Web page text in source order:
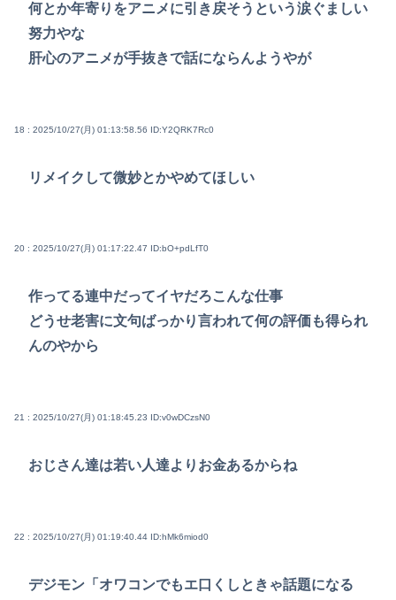
何とか年寄りをアニメに引き戻そうという涙ぐましい
努力やな
肝心のアニメが手抜きで話にならんようやが
18 : 2025/10/27(月) 01:13:58.56 ID:Y2QRK7Rc0
リメイクして微妙とかやめてほしい
20 : 2025/10/27(月) 01:17:22.47 ID:bO+pdLfT0
作ってる連中だってイヤだろこんな仕事
どうせ老害に文句ばっかり言われて何の評価も得られ
んのやから
21 : 2025/10/27(月) 01:18:45.23 ID:v0wDCzsN0
おじさん達は若い人達よりお金あるからね
22 : 2025/10/27(月) 01:19:40.44 ID:hMk6miod0
デジモン「オワコンでもエ口くしときゃ話題になる